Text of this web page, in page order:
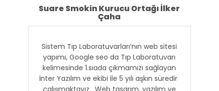
Suare Smokin Kurucu Ortağı İlker
Çaha
Sistem Tıp Laboratuvarları‘nın web sitesi
yapımı, Google seo da Tıp Laboratuvarı
kelimesinde 1.sıada çıkmamızı sağlayan
İnter Yazılım ve ekibi ile 5 yılı aşkın süredir